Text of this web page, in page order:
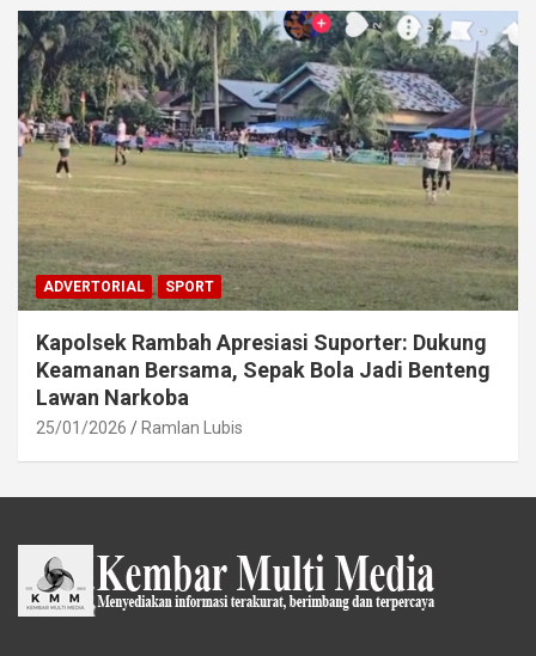
ADVERTORIAL SPORT
Kapolsek Rambah Apresiasi Suporter: Dukung
Keamanan Bersama, Sepak Bola Jadi Benteng
Lawan Narkoba
25/01/2026 Ramlan Lubis